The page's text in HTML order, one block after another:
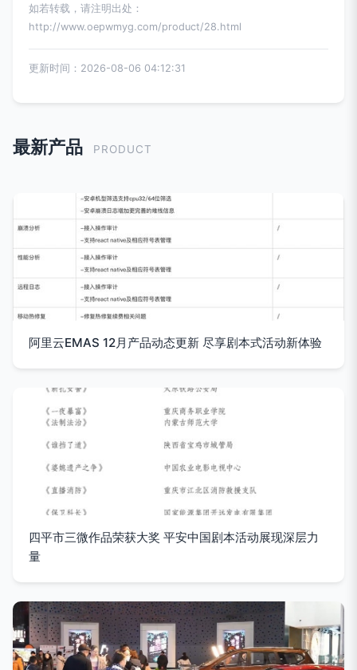
如若转载，请注明出处：
http://www.oepwmyg.com/product/28.html
更新时间：2026-08-06 04:12:31
最新产品 PRODUCT
阿里云EMAS 12月产品动态更新 尽享剧本式活动新体验
四平市三微作品荣获大奖 平安中国剧本活动展现深层力
量